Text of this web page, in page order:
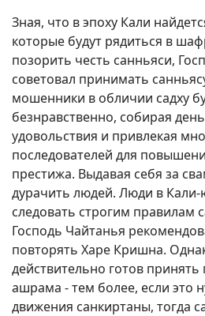
Зная, что в эпоху Кали
которые будут рядиться в
позорить честь санньяси,
советовал принимать
мошенники в обличии садху
безнравственно, собирая
удовольствия и привлекая
последователей для
престижа. Выдавая себя за
дурачить людей. Люди в Кали-
следовать строгим правилам
Господь Чайтанья
повторять Харе Кришна.
действительно готов принять
ашрама - тем более, если это
движения санкиртаны, тогда